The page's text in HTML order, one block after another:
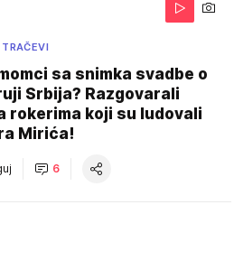
sa snimka svadbe o
Srbija? Razgovarali
rokerima koji su ludovali
Mirića!
6